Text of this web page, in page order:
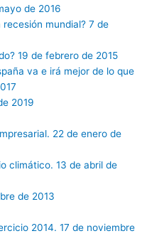
de 2016
recesión mundial? 7 de
19 de febrero de 2015
va e irá mejor de lo que
2019
22 de enero de
climático. 13 de abril de
de 2013
2014. 17 de noviembre